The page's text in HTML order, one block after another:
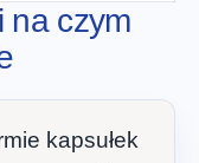
na czym
kapsułek